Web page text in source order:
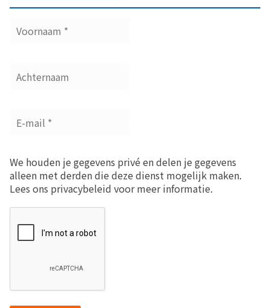
We houden je gegevens privé en delen je gegevens
alleen met derden die deze dienst mogelijk maken.
Lees ons privacybeleid voor meer informatie.